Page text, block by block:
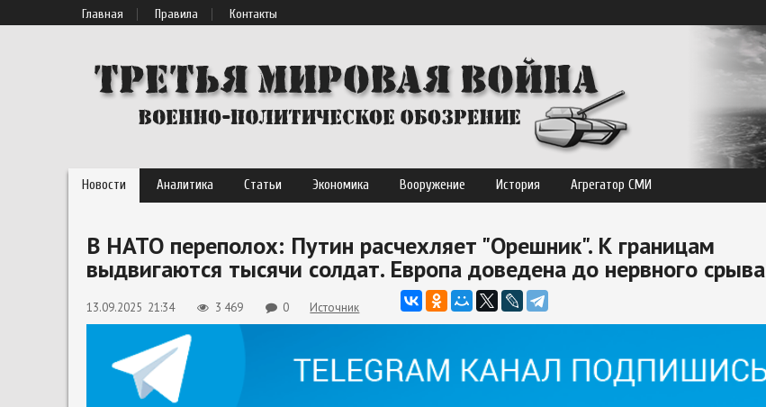
Главная Правила Контакты
Новости Аналитика Статьи Экономика Вооружение История Агрегатор СМИ
В НАТО переполох: Путин расчехляет "Орешник". К границам
выдвигаются тысячи солдат. Европа доведена до нервного срыва
13.09.2025 21:34 3 469 0 Источник